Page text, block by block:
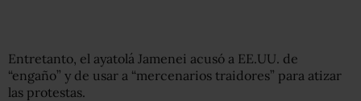
Entretanto, el ayatolá Jamenei acusó a EE.UU. de
“engaño” y de usar a “mercenarios traidores” para atizar
las protestas.